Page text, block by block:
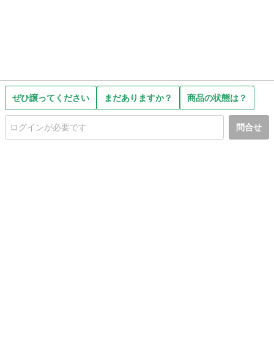
ぜひ譲ってください まだありますか？ 商品の状態は？
問合せ